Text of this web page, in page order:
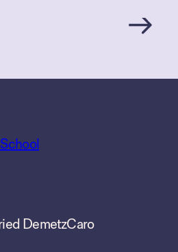
DemetzCaro